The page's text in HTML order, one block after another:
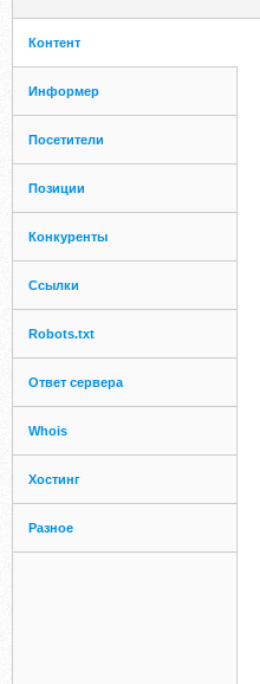
Контент
Информер
Посетители
Позиции
Конкуренты
Ссылки
Robots.txt
Ответ сервера
Whois
Хостинг
Разное